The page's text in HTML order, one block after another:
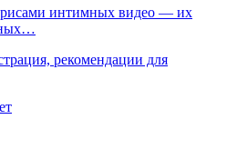
интимных видео — их
рекомендации для